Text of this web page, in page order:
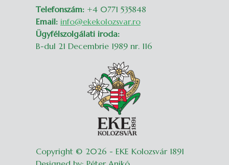
Telefonszám: +4 0771 535848
Email: info@ekekolozsvar.ro
Ügyfélszolgálati iroda:
B-dul 21 Decembrie 1989 nr. 116
Copyright © 2026 - EKE Kolozsvár 1891